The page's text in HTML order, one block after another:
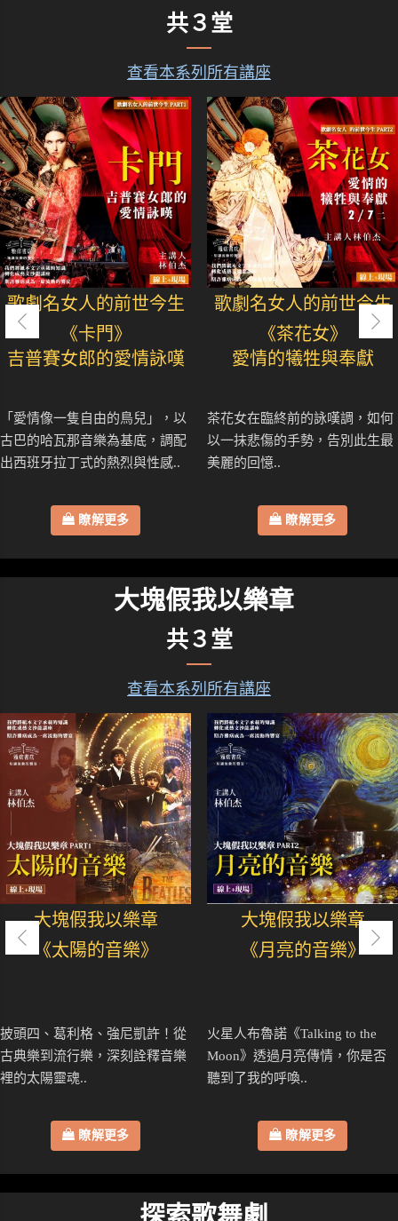
共３堂
查看本系列所有講座
歌劇名女人的前世今生
《卡門》
吉普賽女郎的愛情詠嘆
「愛情像一隻自由的鳥兒」，以
古巴的哈瓦那音樂為基底，調配
出西班牙拉丁式的熱烈與性感..
瞭解更多
歌劇名女人的前世今生
《茶花女》
愛情的犧牲與奉獻
茶花女在臨終前的詠嘆調，如何
以一抹悲傷的手勢，告別此生最
美麗的回憶..
瞭解更多
大塊假我以樂章
共３堂
查看本系列所有講座
大塊假我以樂章
《太陽的音樂》
披頭四、葛利格、強尼凱許！從
古典樂到流行樂，深刻詮釋音樂
裡的太陽靈魂..
瞭解更多
大塊假我以樂章
《月亮的音樂》
火星人布魯諾《Talking to the
Moon》透過月亮傳情，你是否
聽到了我的呼喚..
瞭解更多